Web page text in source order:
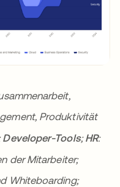
Produktivität
Developer-Tools;HR:
der Mitarbeiter;
Whiteboarding;